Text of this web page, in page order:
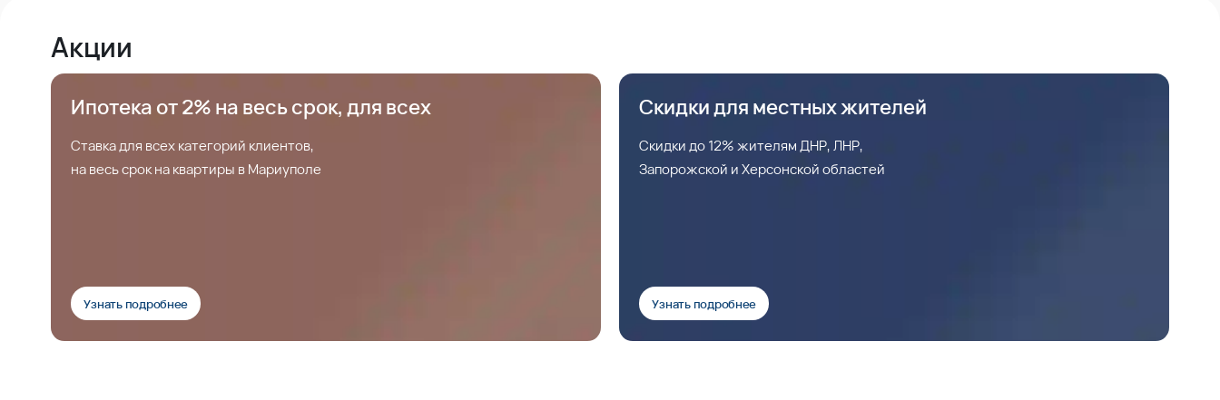
Акции
Ипотека от 2% на весь срок, для всех
Ставка для всех категорий клиентов,
на весь срок на квартиры в Мариуполе
Узнать подробнее
Скидки для местных жителей
Скидки до 12% жителям ДНР, ЛНР,
Запорожской и Херсонской областей
Узнать подробнее